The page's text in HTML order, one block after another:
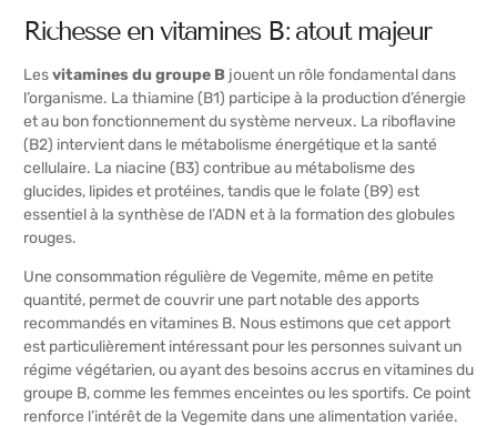
Richesse en vitamines B : atout majeur
Lesvitamines du groupe B jouent un rôle fondamental dans
l’organisme. La thiamine (B1) participe à la production d’énergie
et au bon fonctionnement du système nerveux. La riboflavine
(B2) intervient dans le métabolisme énergétique et la santé
cellulaire. La niacine (B3) contribue au métabolisme des
glucides, lipides et protéines, tandis que le folate (B9) est
essentiel à la synthèse de l’ADN et à la formation des globules
rouges.
Une consommation régulière de Vegemite, même en petite
quantité, permet de couvrir une part notable des apports
recommandés en vitamines B. Nous estimons que cet apport
est particulièrement intéressant pour les personnes suivant un
régime végétarien, ou ayant des besoins accrus en vitamines du
groupe B, comme les femmes enceintes ou les sportifs. Ce point
renforce l’intérêt de la Vegemite dans une alimentation variée.